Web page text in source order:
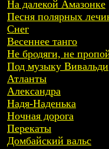
На далекой Амазонке
Песня полярных
Снег
Весеннее танго
Не бродяги, не
Под музыку Вивальди
Атланты
Александра
Надя-Наденька
Ночная дорога
Перекаты
Домбайский вальс